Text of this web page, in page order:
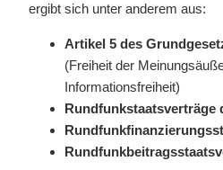
ergibt sich unter anderem aus:
Artikel 5 des
(Freiheit der
Informationsfreiheit)
Rundfunkstaatsverträge